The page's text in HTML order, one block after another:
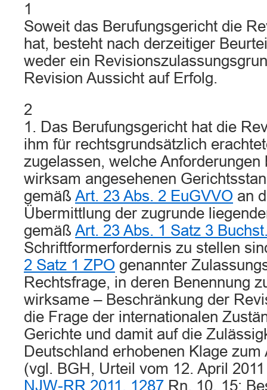
1
Soweit das Berufungsgericht die
hat, besteht nach derzeitiger
weder ein
Revision Aussicht auf Erfolg.
2
1. Das Berufungsgericht hat die
ihm für rechtsgrundsätzlich
zugelassen, welche
wirksam angesehenen
gemäß Art. 23 Abs. 2 EuGVVO an
Übermittlung der zugrunde
gemäß Art. 23 Abs. 1 Satz 3
Schriftformerfordernis zu stellen
2 Satz 1 ZPO genannter
Rechtsfrage, in deren Benennung
wirksame – Beschränkung der
die Frage der internationalen
Gerichte und damit auf die
Deutschland erhobenen Klage
(vgl. BGH, Urteil vom 12. April
NJW-RR 2011, 1287 Rn. 10, 15;